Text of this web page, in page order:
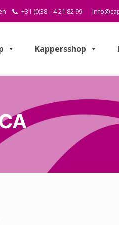
+31 (0)38 – 4 21 82 99
Kappersshop